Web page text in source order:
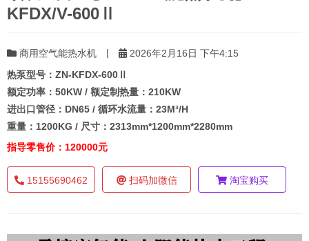
KFDX/V-600Ⅱ
商用空气能热水机 |
2026年2月16日 下午4:15
热泵型号：ZN-KFDX-600Ⅱ
额定功率：50KW / 额定制热量：210KW
进出口管径：DN65 / 循环水流量：23M³/H
重量：1200KG / 尺寸：2313mm*1200mm*2280mm
指导零售价：120000元
15155690462 扫码加微信 淘宝购买